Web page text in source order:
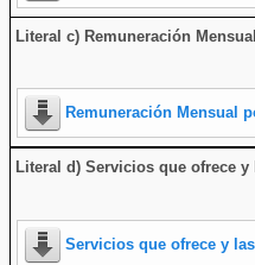
Literal c) Remuneración
Remuneración Mensual
Literal d) Servicios que ofrece
Servicios que ofrece y